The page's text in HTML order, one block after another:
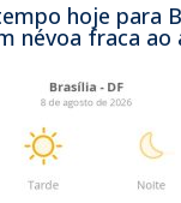
hoje para
névoa fraca ao